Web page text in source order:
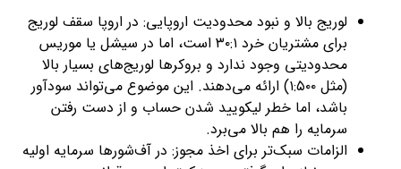
لوریج بالا و نبود محدودیت اروپایی: در اروپا سقف لوریج
برای مشتریان خرد ۳۰:۱ است، اما در سیشل یا موریس
محدودیتی وجود ندارد و بروکرها لوریج‌های بسیار بالا
(مثل ۱:۵۰۰) ارائه می‌دهند. این موضوع می‌تواند سودآور
باشد، اما خطر لیکویید شدن حساب و از دست رفتن
سرمایه را هم بالا می‌برد.
الزامات سبک‌تر برای اخذ مجوز: در آف‌شورها سرمایه اولیه